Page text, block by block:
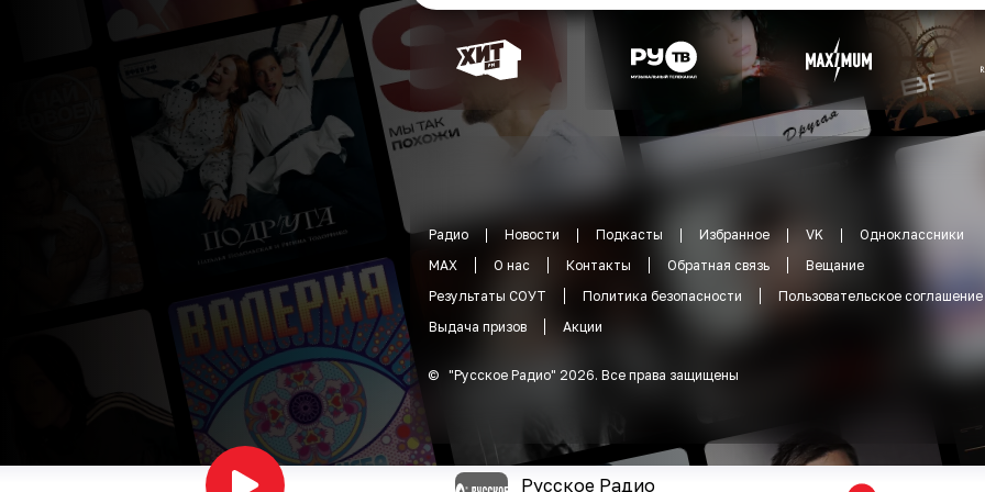
Радио Новости Подкасты Избранное VK
Одноклассники
MAX
О нас Контакты Обратная связь
Вещание
Результаты СОУТ
Политика безопасности
Пользовательское соглашение
Выдача призов
Акции
© "Русское Радио" 2026. Все права защищены
Русское Радио